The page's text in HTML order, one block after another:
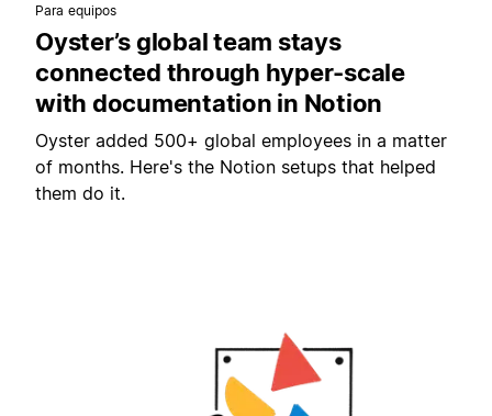
Para equipos
Oyster’s global team stays
connected through hyper-scale
with documentation in Notion
Oyster added 500+ global employees in a matter
of months. Here's the Notion setups that helped
them do it.